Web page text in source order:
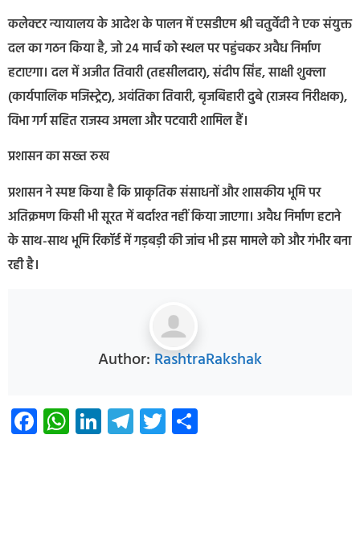
कलेक्टर न्यायालय के आदेश के पालन में एसडीएम श्री चतुर्वेदी ने एक संयुक्त
दल का गठन किया है, जो 24 मार्च को स्थल पर पहुंचकर अवैध निर्माण
हटाएगा। दल में अजीत तिवारी (तहसीलदार), संदीप सिंह, साक्षी शुक्ला
(कार्यपालिक मजिस्ट्रेट), अवंतिका तिवारी, बृजबिहारी दुबे (राजस्व निरीक्षक),
विभा गर्ग सहित राजस्व अमला और पटवारी शामिल हैं।
प्रशासन का सख्त रुख
प्रशासन ने स्पष्ट किया है कि प्राकृतिक संसाधनों और शासकीय भूमि पर
अतिक्रमण किसी भी सूरत में बर्दाश्त नहीं किया जाएगा। अवैध निर्माण हटाने
के साथ-साथ भूमि रिकॉर्ड में गड़बड़ी की जांच भी इस मामले को और गंभीर बना
रही है।
Author: RashtraRakshak
Facebook
WhatsApp
LinkedIn
Telegram
Twitter